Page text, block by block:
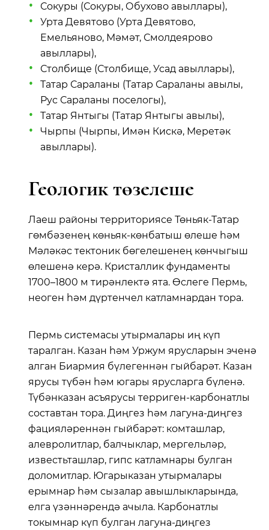
Сокуры (Сокуры, Обухово авыллары),
Урта Девятово (Урта Девятово,
Емельяново, Мәмәт, Смолдеярово
авыллары),
Столбище (Столбище, Усад авыллары),
Татар Сараланы (Татар Сараланы авылы,
Рус Сараланы поселогы),
Татар Янтыгы (Татар Янтыгы авылы),
Чырпы (Чырпы, Имән Кискә, Меретәк
авыллары).
Геологик төзелеше
Лаеш районы территориясе Төньяк-Татар
гөмбәзенең көньяк-көнбатыш өлеше һәм
Мәләкәс тектоник бөгелешенең көнчыгыш
өлешенә керә. Кристаллик фундаменты
1700–1800 м тирәнлектә ята. Өслеге Пермь,
неоген һәм дүртенчел катламнардан тора.
Пермь системасы утырмалары иң күп
таралган. Казан һәм Уржум ярусларын эченә
алган Биармия бүлегеннән гыйбарәт. Казан
ярусы түбән һәм югары ярусларга бүленә.
Түбәнказан асъярусы терриген-карбонатлы
составтан тора. Диңгез һәм лагуна-диңгез
фацияләреннән гыйбарәт: комташлар,
алевролитлар, балчыклар, мергельләр,
известьташлар, гипс катламнары булган
доломитлар. Югарыказан утырмалары
ерымнар һәм сызалар авышлыкларында,
елга үзәннәрендә ачыла. Карбонатлы
токымнар күп булган лагуна-диңгез